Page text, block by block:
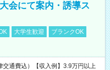
会にて案内・誘導ス
大学生歓迎
ブランクOK
通費込）【収入例】3.9万円以上